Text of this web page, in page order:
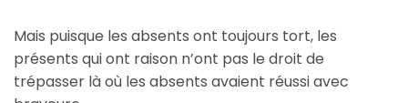
Mais puisque les absents ont toujours tort, les
présents qui ont raison n’ont pas le droit de
trépasser là où les absents avaient réussi avec